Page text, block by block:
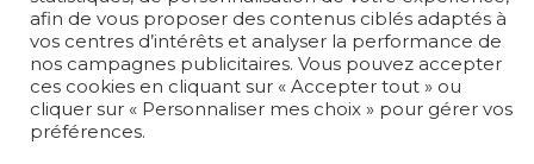
OÙ NOUS TROUVER ?
afin de vous proposer des contenus ciblés adaptés à
vos centres d’intérêts et analyser la performance de
nos campagnes publicitaires. Vous pouvez accepter
ces cookies en cliquant sur « Accepter tout » ou
cliquer sur « Personnaliser mes choix » pour gérer vos
préférences.